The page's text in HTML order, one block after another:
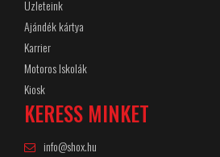
Üzleteink
Ajándék kártya
Karrier
Motoros Iskolák
Kiosk
KERESS MINKET
info@shox.hu